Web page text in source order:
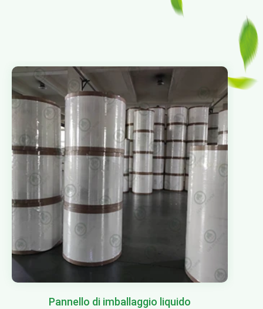
Pannello di imballaggio liquido